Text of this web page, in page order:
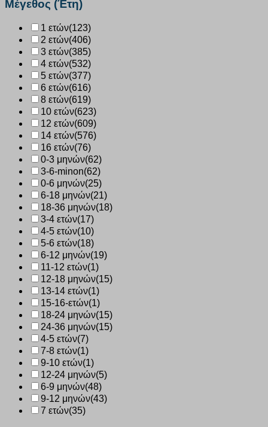
μανίκι
ποσότητα
Μέγεθος (Έτη)
1 ετών(123)
2 ετών(406)
3 ετών(385)
4 ετών(532)
5 ετών(377)
6 ετών(616)
8 ετών(619)
10 ετών(623)
12 ετών(609)
14 ετών(576)
16 ετών(76)
0-3 μηνών(62)
3-6-minon(62)
0-6 μηνών(25)
6-18 μηνών(21)
18-36 μηνών(18)
3-4 ετών(17)
4-5 ετών(10)
5-6 ετών(18)
6-12 μηνών(19)
11-12 ετών(1)
12-18 μηνών(15)
13-14 ετών(1)
15-16-ετών(1)
18-24 μηνών(15)
24-36 μηνών(15)
4-5 ετών(7)
7-8 ετών(1)
9-10 ετών(1)
12-24 μηνών(5)
6-9 μηνών(48)
9-12 μηνών(43)
7 ετών(35)